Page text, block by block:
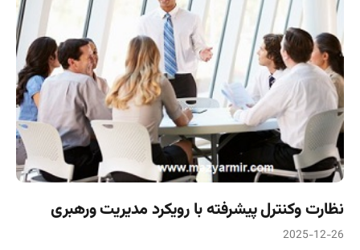
نظارت وکنترل پیشرفته با رویکرد مدیریت ورهبری
2025-12-26